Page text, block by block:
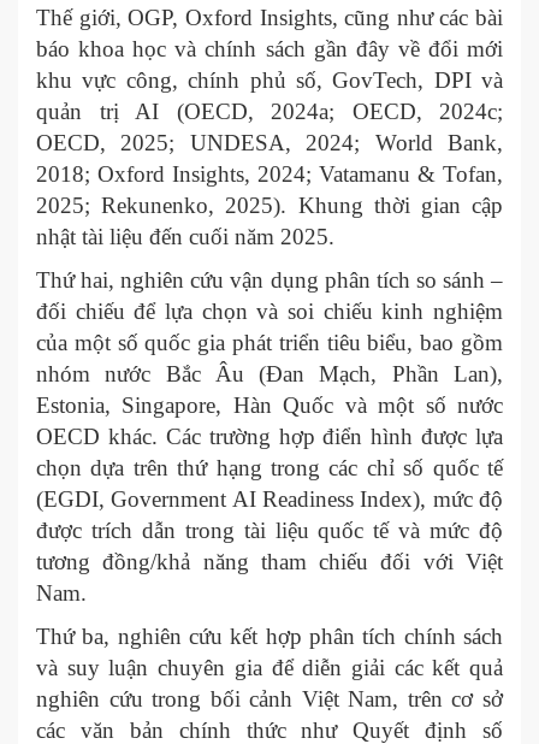
Thế giới, OGP, Oxford Insights, cũng như các bài
báo khoa học và chính sách gần đây về đổi mới
khu vực công, chính phủ số, GovTech, DPI và
quản trị AI (OECD, 2024a; OECD, 2024c;
OECD, 2025; UNDESA, 2024; World Bank,
2018; Oxford Insights, 2024; Vatamanu & Tofan,
2025; Rekunenko, 2025). Khung thời gian cập
nhật tài liệu đến cuối năm 2025.
Thứ hai, nghiên cứu vận dụng phân tích so sánh –
đối chiếu để lựa chọn và soi chiếu kinh nghiệm
của một số quốc gia phát triển tiêu biểu, bao gồm
nhóm nước Bắc Âu (Đan Mạch, Phần Lan),
Estonia, Singapore, Hàn Quốc và một số nước
OECD khác. Các trường hợp điển hình được lựa
chọn dựa trên thứ hạng trong các chỉ số quốc tế
(EGDI, Government AI Readiness Index), mức độ
được trích dẫn trong tài liệu quốc tế và mức độ
tương đồng/khả năng tham chiếu đối với Việt
Nam.
Thứ ba, nghiên cứu kết hợp phân tích chính sách
và suy luận chuyên gia để diễn giải các kết quả
nghiên cứu trong bối cảnh Việt Nam, trên cơ sở
các văn bản chính thức như Quyết định số